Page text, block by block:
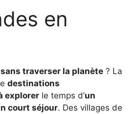
en
sans traverser la planète ? La
destinations
explorer le temps d’un
court séjour. Des villages de